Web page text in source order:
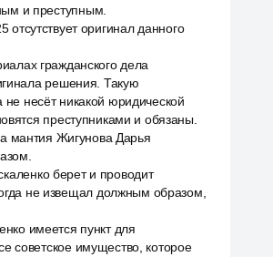
и преступным.
оригинал данного
гражданского дела
решения. Такую
несёт никакой юридической
преступниками и обязаны.
мантия Жигунова Дарья
берет и проводит
не извещал должным образом,
имеется пункт для
советское имущество, которое